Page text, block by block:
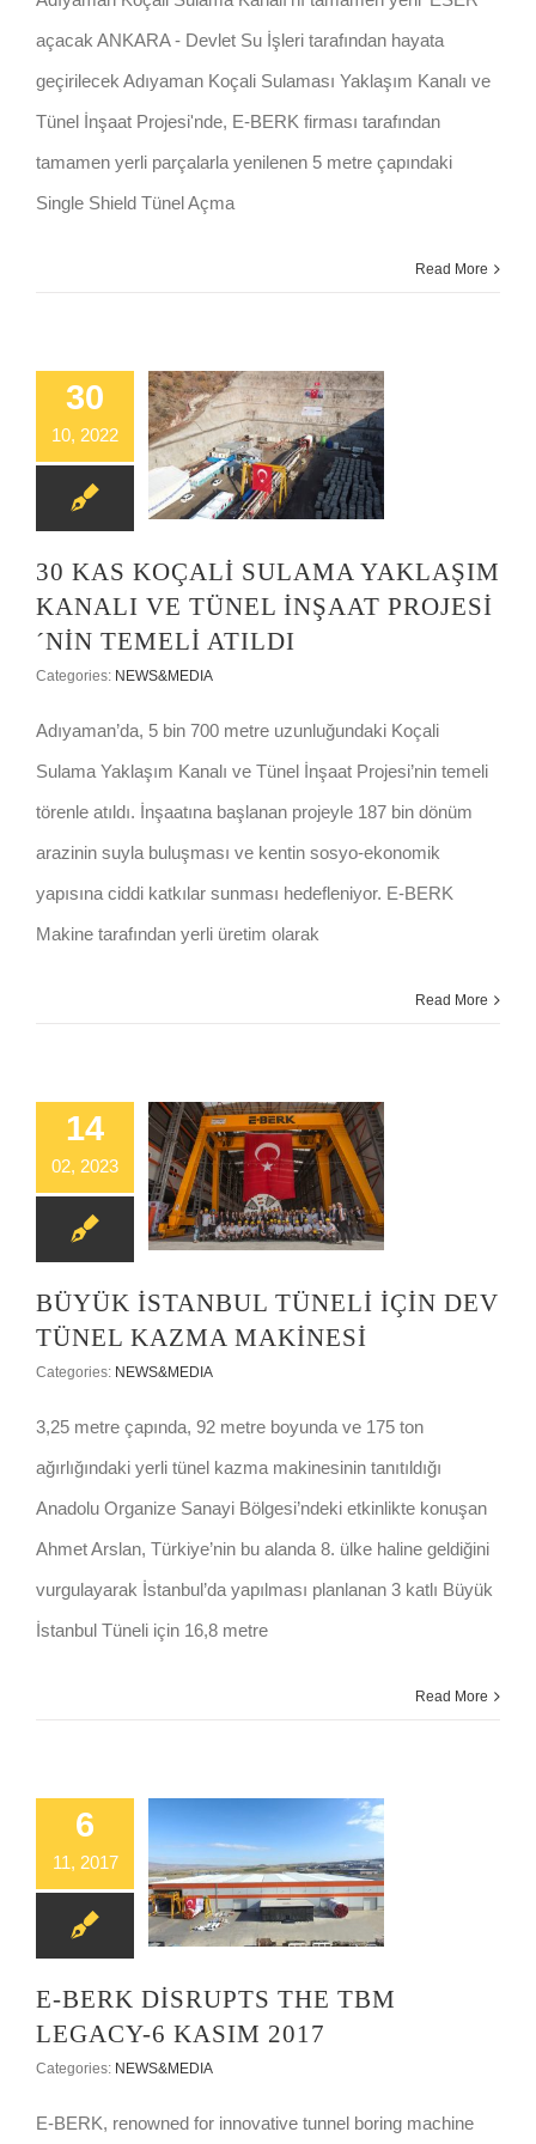
açacak ANKARA - Devlet Su İşleri tarafından hayata
geçirilecek Adıyaman Koçali Sulaması Yaklaşım Kanalı ve
Tünel İnşaat Projesi'nde, E-BERK firması tarafından
tamamen yerli parçalarla yenilenen 5 metre çapındaki
Single Shield Tünel Açma
Read More
30
10, 2022
30 KAS KOÇALİ SULAMA YAKLAŞIM
KANALI VE TÜNEL İNŞAAT PROJESİ
´NİN TEMELİ ATILDI
Categories: NEWS&MEDIA
Adıyaman’da, 5 bin 700 metre uzunluğundaki Koçali
Sulama Yaklaşım Kanalı ve Tünel İnşaat Projesi’nin temeli
törenle atıldı. İnşaatına başlanan projeyle 187 bin dönüm
arazinin suyla buluşması ve kentin sosyo-ekonomik
yapısına ciddi katkılar sunması hedefleniyor. E-BERK
Makine tarafından yerli üretim olarak
Read More
14
02, 2023
BÜYÜK İSTANBUL TÜNELİ İÇİN DEV
TÜNEL KAZMA MAKİNESİ
Categories: NEWS&MEDIA
3,25 metre çapında, 92 metre boyunda ve 175 ton
ağırlığındaki yerli tünel kazma makinesinin tanıtıldığı
Anadolu Organize Sanayi Bölgesi’ndeki etkinlikte konuşan
Ahmet Arslan, Türkiye’nin bu alanda 8. ülke haline geldiğini
vurgulayarak İstanbul’da yapılması planlanan 3 katlı Büyük
İstanbul Tüneli için 16,8 metre
Read More
6
11, 2017
E-BERK DİSRUPTS THE TBM
LEGACY-6 KASIM 2017
Categories: NEWS&MEDIA
E-BERK, renowned for innovative tunnel boring machine